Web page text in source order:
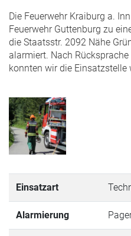
Die Feuerwehr Kraiburg a.
Feuerwehr Guttenburg zu
die Staatsstr. 2092 Nähe
alarmiert. Nach
konnten wir die Einsatzstelle
Einsatzart
Alarmierung